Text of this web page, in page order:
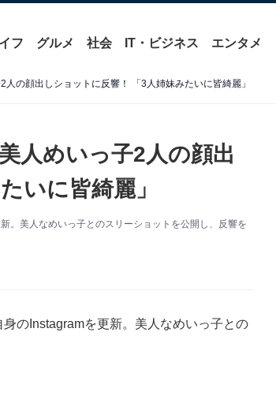
フ グルメ 社会 IT・ビジネス エンタメ
人の顔出しショットに反響！ 「3人姉妹みたいに皆綺麗」
人めいっ子2人の顔出
いに皆綺麗」
。美人なめいっ子とのスリーショットを公開し、反響を
のInstagramを更新。美人なめいっ子との